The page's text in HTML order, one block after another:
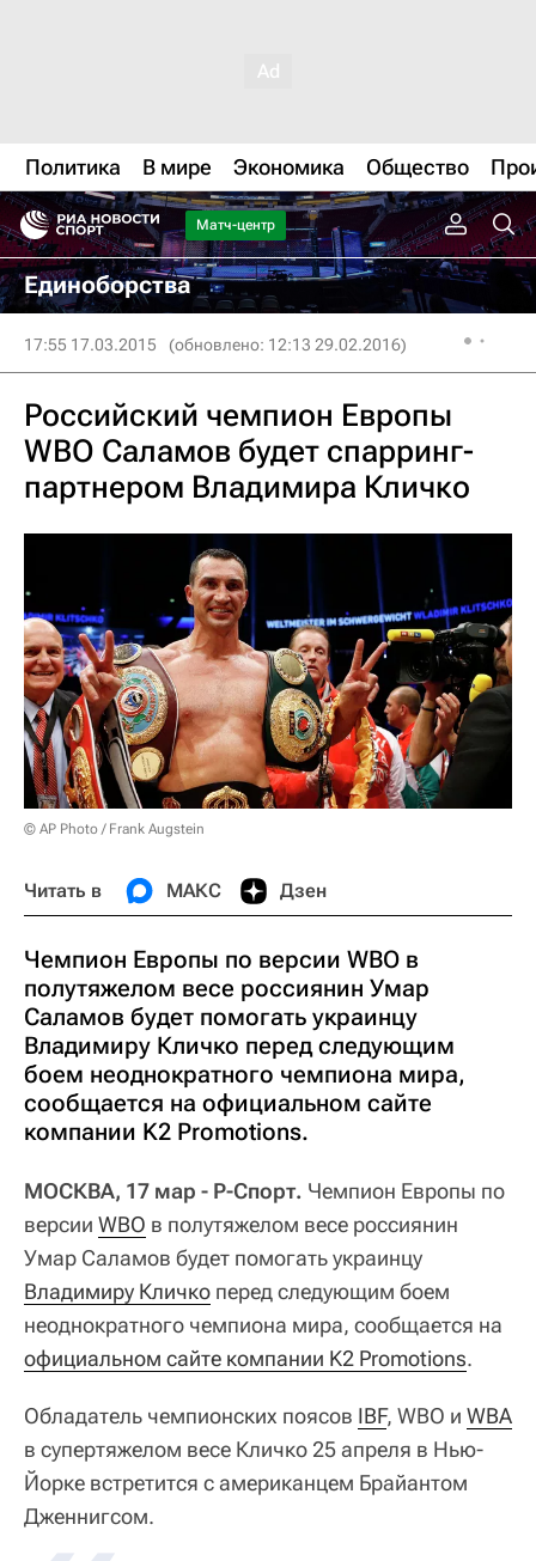
Политика В мире Экономика Общество
Матч-центр
Единоборства
17:55 17.03.2015 (обновлено: 12:13 29.02.2016)
Российский чемпион Европы
WBO Саламов будет спарринг-
партнером Владимира Кличко
© AP Photo / Frank Augstein
Читать в МАКС Дзен
Чемпион Европы по версии WBO в
полутяжелом весе россиянин Умар
Саламов будет помогать украинцу
Владимиру Кличко перед следующим
боем неоднократного чемпиона мира,
сообщается на официальном сайте
компании K2 Promotions.
МОСКВА, 17 мар - Р-Спорт. Чемпион Европы по
версии WBO в полутяжелом весе россиянин
Умар Саламов будет помогать украинцу
Владимиру Кличко перед следующим боем
неоднократного чемпиона мира, сообщается на
официальном сайте компании K2 Promotions.
Обладатель чемпионских поясов IBF, WBO и WBA
в супертяжелом весе Кличко 25 апреля в Нью-
Йорке встретится с американцем Брайантом
Дженнигсом.